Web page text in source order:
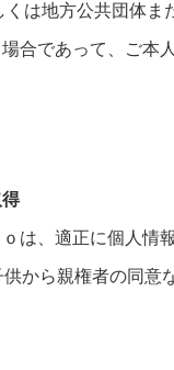
くは地方公共団体
合であって、ご本
は、適正に個人情
から親権者の同意